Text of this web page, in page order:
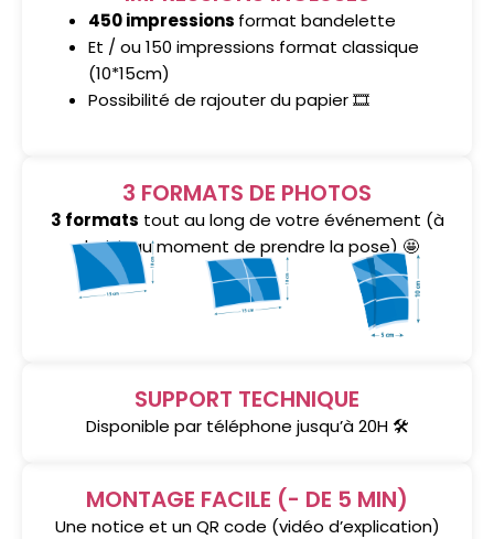
450 impressions format bandelette
Et / ou 150 impressions format classique
(10*15cm)
Possibilité de rajouter du papier 🎞️
3 FORMATS DE PHOTOS
3 formats tout au long de votre événement (à
choisir au moment de prendre la pose) 🤩
SUPPORT TECHNIQUE
Disponible par téléphone jusqu’à 20H 🛠️
MONTAGE FACILE (- DE 5 MIN)
Une notice et un QR code (vidéo d’explication)